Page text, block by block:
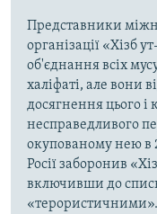
Представники
організації «Хізб
об'єднання всіх
халіфаті, але вони
досягнення цього і
несправедливого
окупованому нею в
Росії заборонив
включивши до
«терористичними».